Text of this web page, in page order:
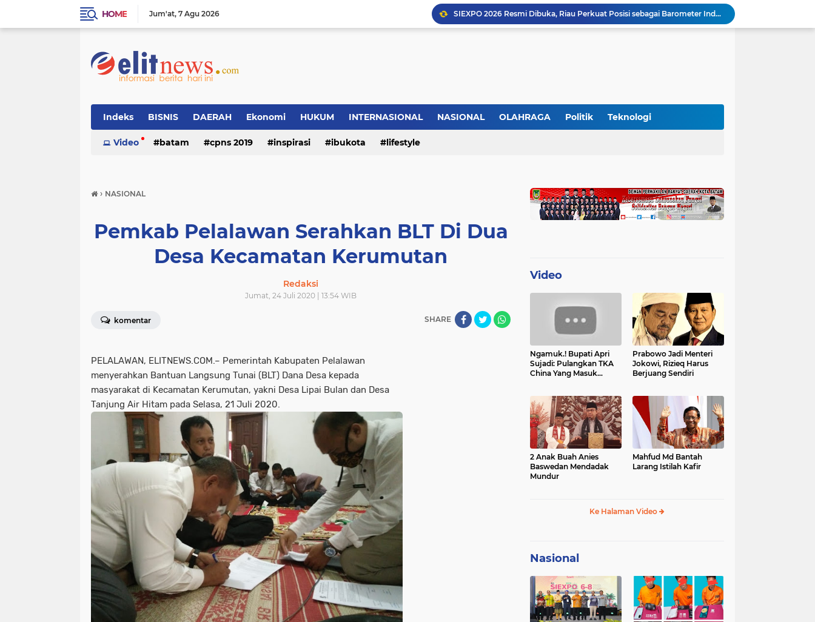
HOME Jum'at 7 Agu 2026
SIEXPO 2026 Resmi Dibuka, Riau Perkuat Posisi sebagai Barometer Industri Sawit Nasional
Polres Pelalawan Bongkar Jaringan Peredaran Sabu di Langgam, Tiga Tersangka Dibekuk Berantai
Polres Pelalawan Tangkap Pelaku Pembakar Hutan di Kerumutan, Lahan Gambut Dibuka untuk Kebun Sawit
Indeks BISNIS DAERAH Ekonomi HUKUM INTERNASIONAL NASIONAL OLAHRAGA Politik Teknologi
Video batam cpns 2019 inspirasi ibukota lifestyle
› NASIONAL
Pemkab Pelalawan Serahkan BLT Di Dua
Desa Kecamatan Kerumutan
Redaksi
Jumat, 24 Juli 2020 | 13:54 WIB
komentar SHARE
PELALAWAN, ELITNEWS.COM.– Pemerintah Kabupaten Pelalawan
menyerahkan Bantuan Langsung Tunai (BLT) Dana Desa kepada
masyarakat di Kecamatan Kerumutan, yakni Desa Lipai Bulan dan Desa
Tanjung Air Hitam pada Selasa, 21 Juli 2020.
Video
Ngamuk.! Bupati Apri
Sujadi: Pulangkan TKA
China Yang Masuk
Prabowo Jadi Menteri
Jokowi, Rizieq Harus
Berjuang Sendiri
2 Anak Buah Anies
Baswedan Mendadak
Mundur
Mahfud Md Bantah
Larang Istilah Kafir
Ke Halaman Video
Nasional